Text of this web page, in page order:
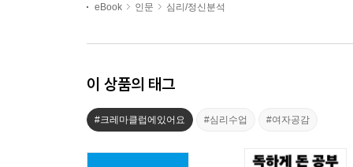
eBook 인문 심리/정신분석
이 상품의 태그
#크레마클럽에있어요 #심리수업 #여자공감